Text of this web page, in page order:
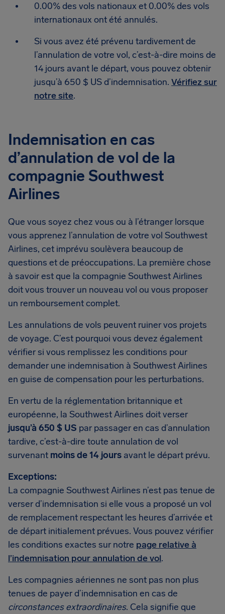
0.00% des vols nationaux et 0.00% des vols
internationaux ont été annulés.
Si vous avez été prévenu tardivement de
l’annulation de votre vol, c’est-à-dire moins de
14 jours avant le départ, vous pouvez obtenir
jusqu’à 650 $ US d’indemnisation. Vérifiez sur
notre site.
Indemnisation en cas
d’annulation de vol de la
compagnie Southwest
Airlines
Que vous soyez chez vous ou à l’étranger lorsque
vous apprenez l’annulation de votre vol Southwest
Airlines, cet imprévu soulèvera beaucoup de
questions et de préoccupations. La première chose
à savoir est que la compagnie Southwest Airlines
doit vous trouver un nouveau vol ou vous proposer
un remboursement complet.
Les annulations de vols peuvent ruiner vos projets
de voyage. C’est pourquoi vous devez également
vérifier si vous remplissez les conditions pour
demander une indemnisation à Southwest Airlines
en guise de compensation pour les perturbations.
En vertu de la réglementation britannique et
européenne, la Southwest Airlines doit verser
jusqu’à 650 $ US par passager en cas d’annulation
tardive, c’est-à-dire toute annulation de vol
survenant moins de 14 jours avant le départ prévu.
Exceptions:
La compagnie Southwest Airlines n’est pas tenue de
verser d’indemnisation si elle vous a proposé un vol
de remplacement respectant les heures d’arrivée et
de départ initialement prévues. Vous pouvez vérifier
les conditions exactes sur notre page relative à
l’indemnisation pour annulation de vol.
Les compagnies aériennes ne sont pas non plus
tenues de payer d’indemnisation en cas de
circonstances extraordinaires. Cela signifie que